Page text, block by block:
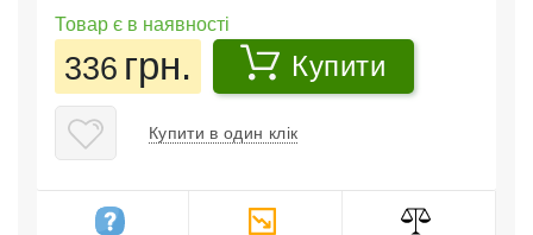
Товар є в наявності
336 грн. Купити
Купити в один клік